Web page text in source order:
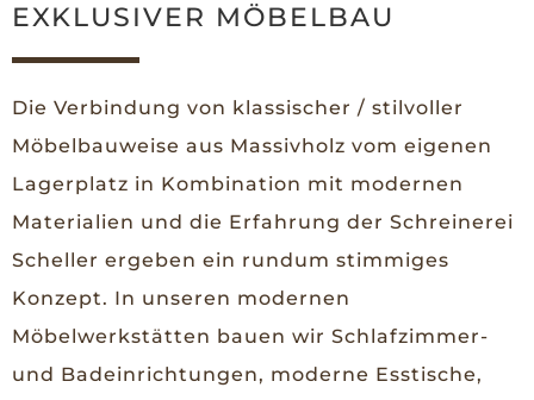
EXKLUSIVER MÖBELBAU
Die Verbindung von klassischer / stilvoller
Möbelbauweise aus Massivholz vom eigenen
Lagerplatz in Kombination mit modernen
Materialien und die Erfahrung der Schreinerei
Scheller ergeben ein rundum stimmiges
Konzept. In unseren modernen
Möbelwerkstätten bauen wir Schlafzimmer-
und Badeinrichtungen, moderne Esstische,